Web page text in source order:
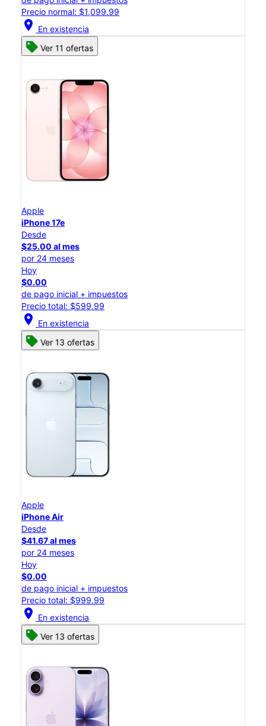
Precio normal: $1,099.99
location_on En existencia
Ver 11 ofertas
Apple
iPhone 17e
Desde
$25.00 al mes
por 24 meses
Hoy
$0.00
de pago inicial + impuestos
Precio total: $599.99
location_on En existencia
Ver 13 ofertas
Apple
iPhone Air
Desde
$41.67 al mes
por 24 meses
Hoy
$0.00
de pago inicial + impuestos
Precio total: $999.99
location_on En existencia
Ver 13 ofertas